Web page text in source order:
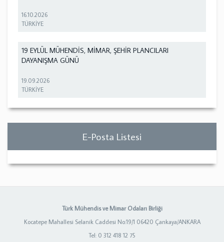
16.10.2026
TÜRKİYE
19 EYLÜL MÜHENDİS, MİMAR, ŞEHİR PLANCILARI
DAYANIŞMA GÜNÜ
19.09.2026
TÜRKİYE
E-Posta Listesi
Türk Mühendis ve Mimar Odaları Birliği
Kocatepe Mahallesi Selanik Caddesi No:19/1 06420 Çankaya/ANKARA
Tel: 0 312 418 12 75